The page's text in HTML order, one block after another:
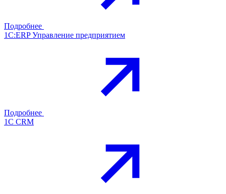
Подробнее
1С:ERP Управление предприятием
Подробнее
1С CRM